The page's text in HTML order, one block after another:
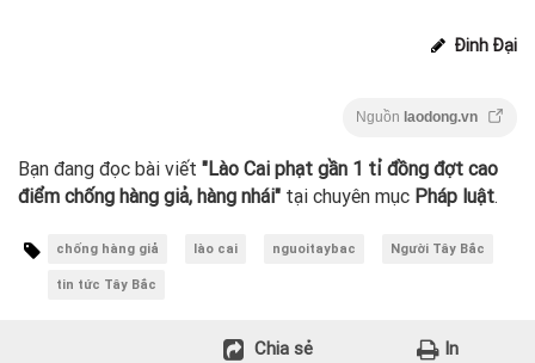
Đinh Đại
Nguồn laodong.vn
Bạn đang đọc bài viết "Lào Cai phạt gần 1 tỉ đồng đợt cao
điểm chống hàng giả, hàng nhái" tại chuyên mục Pháp luật.
chống hàng giả lào cai nguoitaybac Người Tây Bắc
tin tức Tây Bắc
Chia sẻ In